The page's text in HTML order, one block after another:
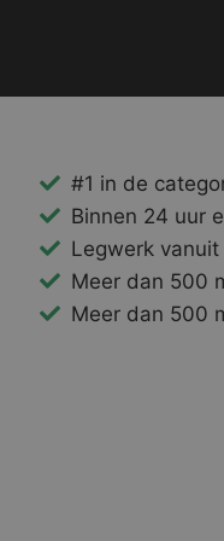
#1 in de
Binnen 24 uur
Legwerk
Meer dan 500
Meer dan 500